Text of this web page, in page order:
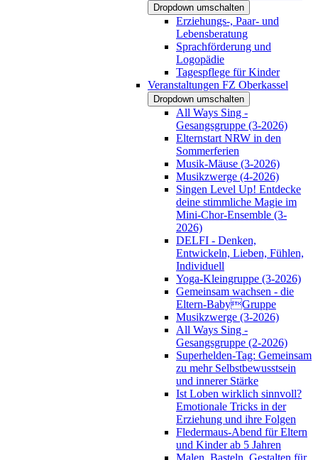
Dropdown umschalten
Erziehungs-, Paar- und
Lebensberatung
Sprachförderung und
Logopädie
Tagespflege für Kinder
Veranstaltungen FZ Oberkassel
Dropdown umschalten
All Ways Sing -
Gesangsgruppe (3-2026)
Elternstart NRW in den
Sommerferien
Musik-Mäuse (3-2026)
Musikzwerge (4-2026)
Singen Level Up! Entdecke
deine stimmliche Magie im
Mini-Chor-Ensemble (3-
2026)
DELFI - Denken,
Entwickeln, Lieben, Fühlen,
Individuell
Yoga-Kleingruppe (3-2026)
Gemeinsam wachsen - die
Eltern-BabyGruppe
Musikzwerge (3-2026)
All Ways Sing -
Gesangsgruppe (2-2026)
Superhelden-Tag: Gemeinsam
zu mehr Selbstbewusstsein
und innerer Stärke
Ist Loben wirklich sinnvoll?
Emotionale Tricks in der
Erziehung und ihre Folgen
Fledermaus-Abend für Eltern
und Kinder ab 5 Jahren
Malen, Basteln, Gestalten für